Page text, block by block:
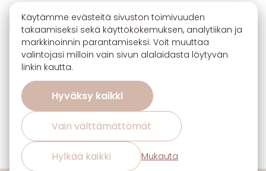
William Morris – Blackthorn –
Sisustuskangas 100% puuvilla –
Siniharmaa
100% puuvilla
Leveys: 140cm
38,90 €per m
Käytämme evästeitä sivuston toimivuuden
takaamiseksi sekä käyttökokemuksen, analytiikan ja
markkinoinnin parantamiseksi. Voit muuttaa
valintojasi milloin vain sivun alalaidasta löytyvän
linkin kautta.
Hyväksy kaikki
Vain välttämättömät
Hylkää kaikki Mukauta